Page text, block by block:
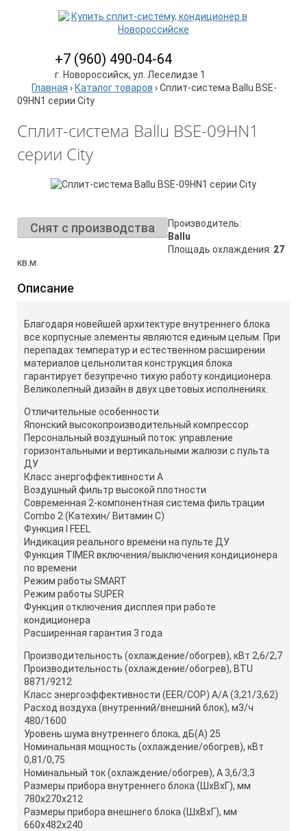
+7 (960) 490-04-64
г. Новороссийск, ул. Леселидзе 1
Главная › Каталог товаров ›Сплит-система Ballu BSE-
09HN1 серии City
Сплит-система Ballu BSE-09HN1
серии City
Снят с производства
Производитель:
Ballu
Площадь охлаждения: 27
кв.м.
Описание
Благодаря новейшей архитектуре внутреннего блока
все корпусные элементы являются единым целым. При
перепадах температур и естественном расширении
материалов цельнолитая конструкция блока
гарантирует безупречно тихую работу кондиционера.
Великолепный дизайн в двух цветовых исполнениях.
Отличительные особенности
Японский высокопроизводительный компрессор
Персональный воздушный поток: управление
горизонтальными и вертикальными жалюзи с пульта
ДУ
Класс энергоффективности А
Воздушный фильтр высокой плотности
Современная 2-компонентная система фильтрации
Combo 2 (Катехин/ Витамин С)
Функция I FEEL
Индикация реального времени на пульте ДУ
Функция TIMER включения/выключения кондиционера
по времени
Режим работы SMART
Режим работы SUPER
Функция отключения дисплея при работе
кондиционера
Расширенная гарантия 3 года
Производительность (охлаждение/обогрев), кВт 2,6/2,7
Производительность (охлаждение/обогрев), BTU
8871/9212
Класс энергоэффективности (EER/COP) A/A (3,21/3,62)
Расход воздуха (внутренний/внешний блок), м3/ч
480/1600
Уровень шума внутреннего блока, дБ(А) 25
Номинальная мощность (охлаждение/обогрев), кВт
0,81/0,75
Номинальный ток (охлаждение/обогрев), А 3,6/3,3
Размеры прибора внутреннего блока (ШхВхГ), мм
780x270x212
Размеры прибора внешнего блока (ШхВхГ), мм
660x482x240